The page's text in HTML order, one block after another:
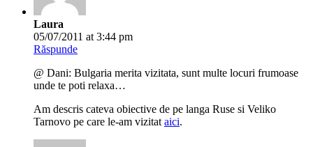
Laura
05/07/2011 at 3:44 pm
Răspunde
@ Dani: Bulgaria merita vizitata, sunt multe locuri frumoase
unde te poti relaxa…
Am descris cateva obiective de pe langa Ruse si Veliko
Tarnovo pe care le-am vizitat aici.